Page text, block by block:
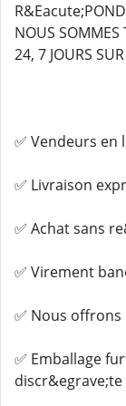
NOUS SOMMES
24, 7 JOURS
✅ Vendeurs en
✅ Livraison
✅ Achat sans
✅ Virement
✅ Nous
✅ Emballage
discr&egrave;te